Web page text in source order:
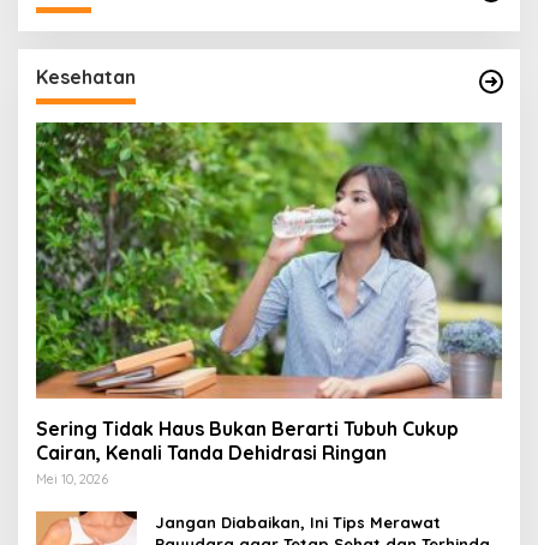
Kesehatan
Sering Tidak Haus Bukan Berarti Tubuh Cukup
Cairan, Kenali Tanda Dehidrasi Ringan
Mei 10, 2026
Jangan Diabaikan, Ini Tips Merawat